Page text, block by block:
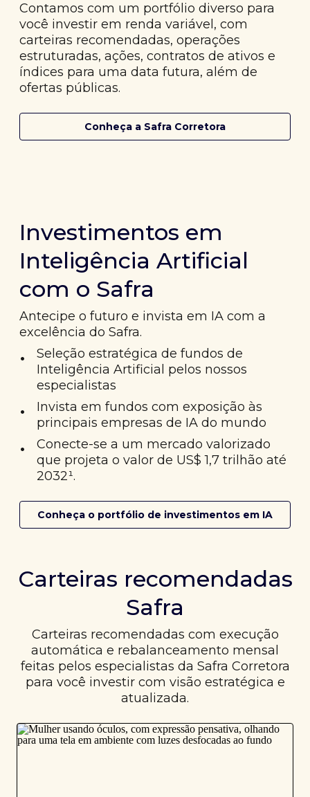
Contamos com um portfólio diverso para
você investir em renda variável, com
carteiras recomendadas, operações
estruturadas, ações, contratos de ativos e
índices para uma data futura, além de
ofertas públicas.
Conheça a Safra Corretora
Investimentos em
Inteligência Artificial
com o Safra
Antecipe o futuro e invista em IA com a
excelência do Safra.
•
Seleção estratégica de fundos de
Inteligência Artificial pelos nossos
especialistas
•
Invista em fundos com exposição às
principais empresas de IA do mundo
•
Conecte-se a um mercado valorizado
que projeta o valor de US$ 1,7 trilhão até
2032¹.
Conheça o portfólio de investimentos em IA
Carteiras recomendadas
Safra
Carteiras recomendadas com execução
automática e rebalanceamento mensal
feitas pelos especialistas da Safra Corretora
para você investir com visão estratégica e
atualizada.